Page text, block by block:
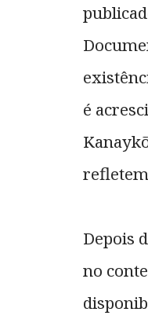
é
Depois
no